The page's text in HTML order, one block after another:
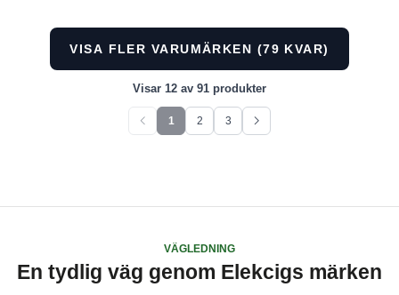
VISA FLER VARUMÄRKEN (79 KVAR)
Visar 12 av 91 produkter
Föregående sida
1 2
3
Nästa sida
VÄGLEDNING
En tydlig väg genom Elekcigs märken